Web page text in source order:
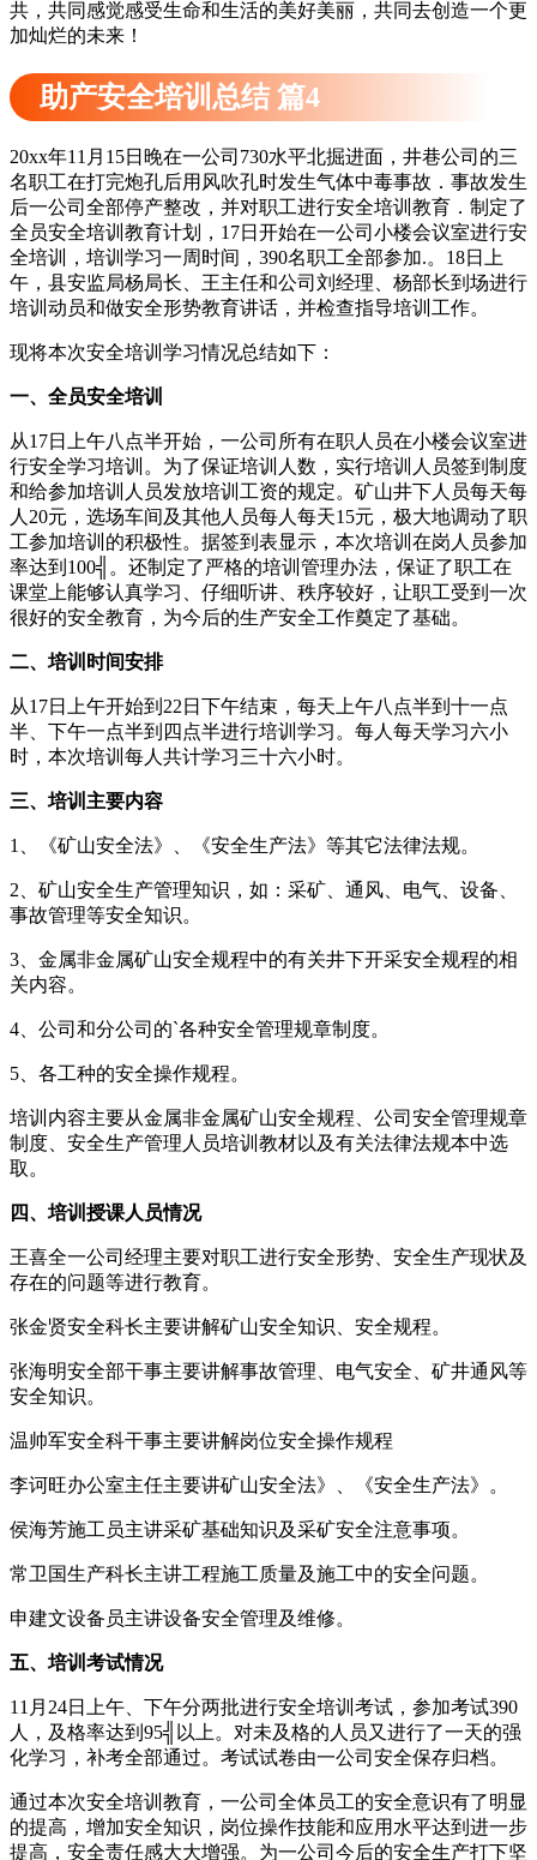
共，共同感觉感受生命和生活的美好美丽，共同去创造一个更
加灿烂的未来！
助产安全培训总结 篇4
20xx年11月15日晚在一公司730水平北掘进面，井巷公司的三
名职工在打完炮孔后用风吹孔时发生气体中毒事故．事故发生
后一公司全部停产整改，并对职工进行安全培训教育．制定了
全员安全培训教育计划，17日开始在一公司小楼会议室进行安
全培训，培训学习一周时间，390名职工全部参加.。18日上
午，县安监局杨局长、王主任和公司刘经理、杨部长到场进行
培训动员和做安全形势教育讲话，并检查指导培训工作。
现将本次安全培训学习情况总结如下：
一、全员安全培训
从17日上午八点半开始，一公司所有在职人员在小楼会议室进
行安全学习培训。为了保证培训人数，实行培训人员签到制度
和给参加培训人员发放培训工资的规定。矿山井下人员每天每
人20元，选场车间及其他人员每人每天15元，极大地调动了职
工参加培训的积极性。据签到表显示，本次培训在岗人员参加
率达到100╣。还制定了严格的培训管理办法，保证了职工在
课堂上能够认真学习、仔细听讲、秩序较好，让职工受到一次
很好的安全教育，为今后的生产安全工作奠定了基础。
二、培训时间安排
从17日上午开始到22日下午结束，每天上午八点半到十一点
半、下午一点半到四点半进行培训学习。每人每天学习六小
时，本次培训每人共计学习三十六小时。
三、培训主要内容
1、《矿山安全法》、《安全生产法》等其它法律法规。
2、矿山安全生产管理知识，如：采矿、通风、电气、设备、
事故管理等安全知识。
3、金属非金属矿山安全规程中的有关井下开采安全规程的相
关内容。
4、公司和分公司的`各种安全管理规章制度。
5、各工种的安全操作规程。
培训内容主要从金属非金属矿山安全规程、公司安全管理规章
制度、安全生产管理人员培训教材以及有关法律法规本中选
取。
四、培训授课人员情况
王喜全一公司经理主要对职工进行安全形势、安全生产现状及
存在的问题等进行教育。
张金贤安全科长主要讲解矿山安全知识、安全规程。
张海明安全部干事主要讲解事故管理、电气安全、矿井通风等
安全知识。
温帅军安全科干事主要讲解岗位安全操作规程
李诃旺办公室主任主要讲矿山安全法》、《安全生产法》。
侯海芳施工员主讲采矿基础知识及采矿安全注意事项。
常卫国生产科长主讲工程施工质量及施工中的安全问题。
申建文设备员主讲设备安全管理及维修。
五、培训考试情况
11月24日上午、下午分两批进行安全培训考试，参加考试390
人，及格率达到95╣以上。对未及格的人员又进行了一天的强
化学习，补考全部通过。考试试卷由一公司安全保存归档。
通过本次安全培训教育，一公司全体员工的安全意识有了明显
的提高，增加安全知识，岗位操作技能和应用水平达到进一步
提高，安全责任感大大增强。为一公司今后的安全生产打下坚